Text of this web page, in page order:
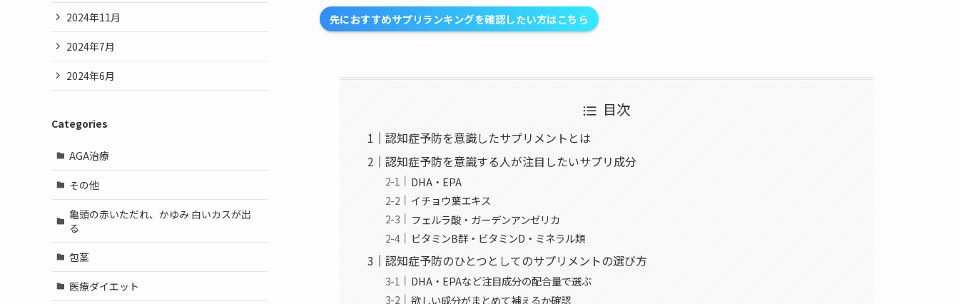
先におすすめサプリランキングを確認したい方はこちら
目次
認知症予防を意識したサプリメントとは
認知症予防を意識する人が注目したいサプリ成分
DHA・EPA
イチョウ葉エキス
フェルラ酸・ガーデンアンゼリカ
ビタミンB群・ビタミンD・ミネラル類
認知症予防のひとつとしてのサプリメントの選び方
DHA・EPAなど注目成分の配合量で選ぶ
欲しい成分がまとめて補えるか確認
2024年11月
2024年7月
2024年6月
Categories
AGA治療
その他
亀頭の赤いただれ、かゆみ 白いカスが出
る
包茎
医療ダイエット